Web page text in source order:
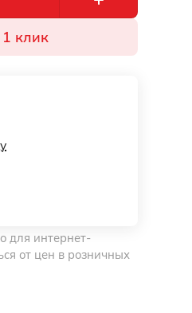
клик
для интернет-
от цен в розничных